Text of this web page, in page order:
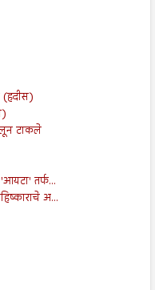
(हदीस)
टाकले
तर्फ...
अ...